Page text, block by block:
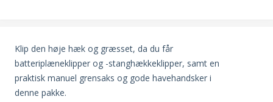
Klip den høje hæk og græsset, da du får
batteriplæneklipper og -stanghækkeklipper, samt en
praktisk manuel grensaks og gode havehandsker i
denne pakke.